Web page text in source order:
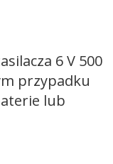
6 V 500
przypadku
lub